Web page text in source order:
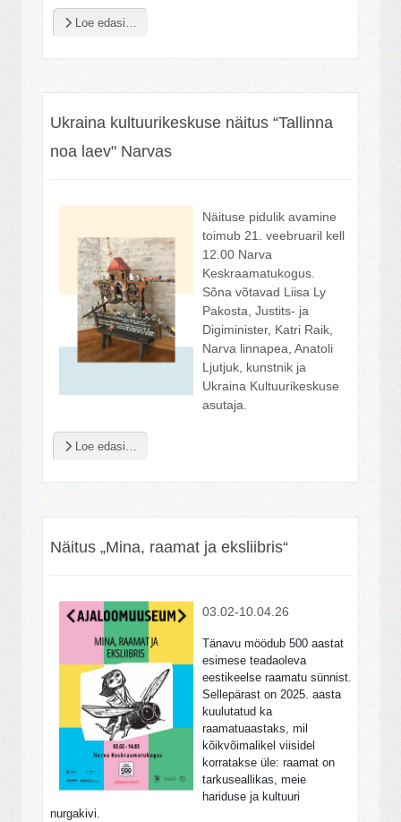
Loe edasi…
Ukraina kultuurikeskuse näitus “Tallinna
noa laev" Narvas
Näituse pidulik avamine
toimub 21. veebruaril kell
12.00 Narva
Keskraamatukogus.
Sõna võtavad Liisa Ly
Pakosta, Justits- ja
Digiminister, Katri Raik,
Narva linnapea, Anatoli
Ljutjuk, kunstnik ja
Ukraina Kultuurikeskuse
asutaja.
Loe edasi…
Näitus „Mina, raamat ja eksliibris“
03.02-10.04.26
Tänavu möödub 500 aastat
esimese teadaoleva
eestikeelse raamatu sünnist.
Sellepärast on 2025. aasta
kuulutatud ka
raamatuaastaks, mil
kõikvõimalikel viisidel
korratakse üle: raamat on
tarkuseallikas, meie
hariduse ja kultuuri
nurgakivi.